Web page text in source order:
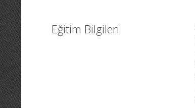
Eğitim Bilgileri